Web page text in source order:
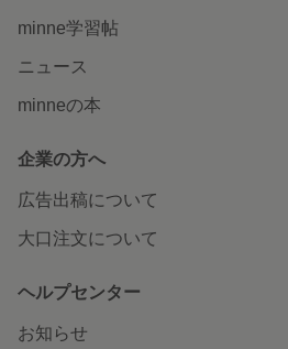
minne学習帖
ニュース
minneの本
企業の方へ
広告出稿について
大口注文について
ヘルプセンター
お知らせ